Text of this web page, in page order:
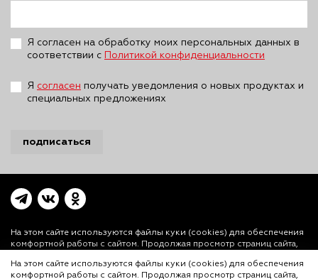
Я согласен на обработку моих персональных данных в
соответствии с
Политикой конфиденциальности
Я согласен получать уведомления о новых продуктах и
специальных предложениях
подписаться
На этом сайте используются файлы куки (cookies) для обеспечения
комфортной работы с сайтом. Продолжая просмотр страниц сайта,
использование файлов куки. Более подробная информация
На этом сайте используются файлы куки (cookies) для обеспечения
комфортной работы с сайтом. Продолжая просмотр страниц сайта,